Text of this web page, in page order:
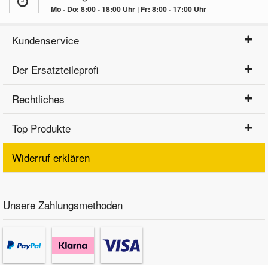
Mo - Do: 8:00 - 18:00 Uhr | Fr: 8:00 - 17:00 Uhr
Kundenservice
Der Ersatzteileprofi
Rechtliches
Top Produkte
Widerruf erklären
Unsere Zahlungsmethoden